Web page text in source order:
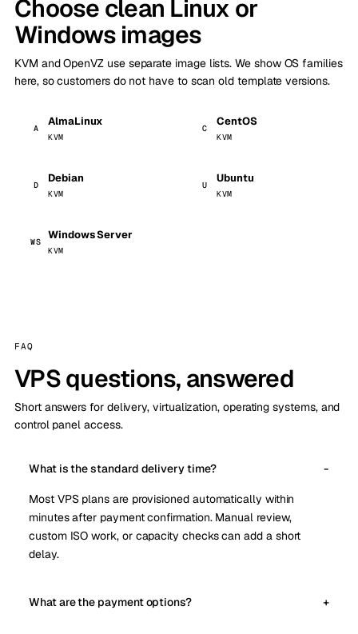
Choose clean Linux or
Windows images
KVM and OpenVZ use separate image lists. We show OS families
here, so customers do not have to scan old template versions.
A
AlmaLinux
KVM
C
CentOS
KVM
D
Debian
KVM
U
Ubuntu
KVM
WS
Windows Server
KVM
FAQ
VPS questions, answered
Short answers for delivery, virtualization, operating systems, and
control panel access.
What is the standard delivery time?
Most VPS plans are provisioned automatically within
minutes after payment confirmation. Manual review,
custom ISO work, or capacity checks can add a short
delay.
What are the payment options?